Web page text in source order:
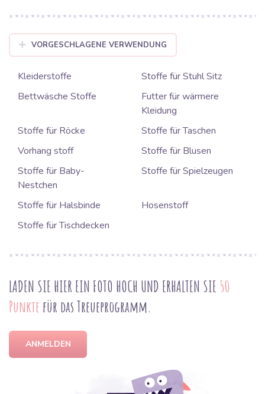
VORGESCHLAGENE VERWENDUNG
Kleiderstoffe
Stoffe für Stuhl Sitz
Bettwäsche Stoffe
Futter für wärmere
Kleidung
Stoffe für Röcke
Stoffe für Taschen
Vorhang stoff
Stoffe für Blusen
Stoffe für Baby-
Nestchen
Stoffe für Spielzeugen
Stoffe für Halsbinde
Hosenstoff
Stoffe für Tischdecken
LADEN SIE HIER EIN FOTO HOCH UND ERHALTEN SIE 50
Punkte für das Treueprogramm.
ANMELDEN